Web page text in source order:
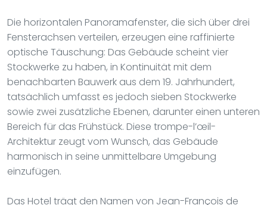
Die horizontalen Panoramafenster, die sich über drei
Fensterachsen verteilen, erzeugen eine raffinierte
optische Täuschung: Das Gebäude scheint vier
Stockwerke zu haben, in Kontinuität mit dem
benachbarten Bauwerk aus dem 19. Jahrhundert,
tatsächlich umfasst es jedoch sieben Stockwerke
sowie zwei zusätzliche Ebenen, darunter einen unteren
Bereich für das Frühstück. Diese trompe-l’œil-
Architektur zeugt vom Wunsch, das Gebäude
harmonisch in seine unmittelbare Umgebung
einzufügen.
Das Hotel trägt den Namen von Jean-François de